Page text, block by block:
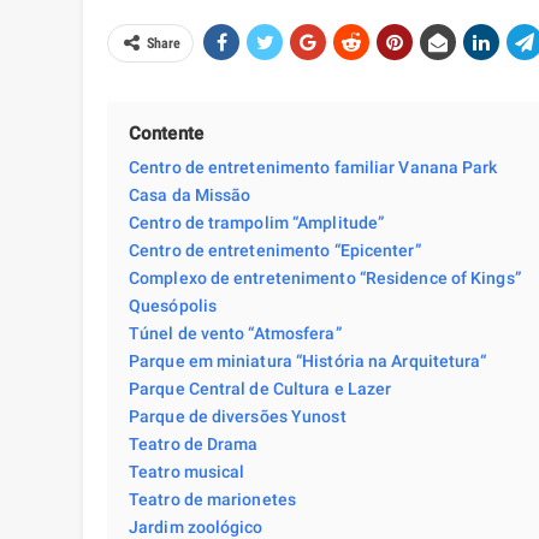
Share
Contente
Centro de entretenimento familiar Vanana Park
Casa da Missão
Centro de trampolim “Amplitude”
Centro de entretenimento “Epicenter”
Complexo de entretenimento “Residence of Kings”
Quesópolis
Túnel de vento “Atmosfera”
Parque em miniatura “História na Arquitetura“
Parque Central de Cultura e Lazer
Parque de diversões Yunost
Teatro de Drama
Teatro musical
Teatro de marionetes
Jardim zoológico